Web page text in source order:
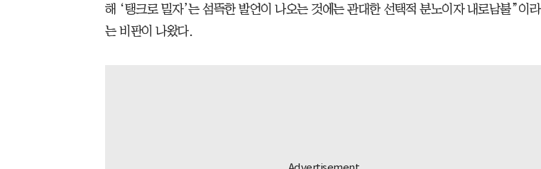
해 ‘탱크로 밀자’는 섬뜩한 발언이 나오는 것에는 관대한 선택적 분노이자 내로남불”이라
는 비판이 나왔다.